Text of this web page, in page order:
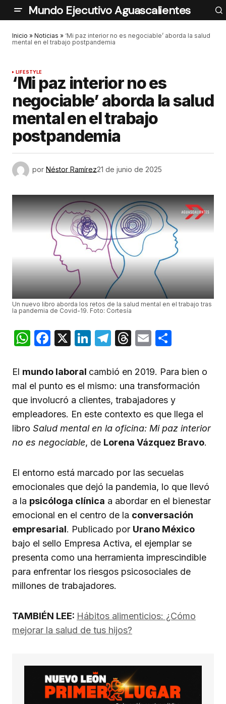
Mundo Ejecutivo Aguascalientes
Inicio » Noticias » ‘Mi paz interior no es negociable’ aborda la salud
mental en el trabajo postpandemia
LIFESTYLE
‘Mi paz interior no es
negociable’ aborda la salud
mental en el trabajo
postpandemia
por Néstor Ramírez21 de junio de 2025
Un nuevo libro aborda los retos de la salud mental en el trabajo tras
la pandemia de Covid-19. Foto: Cortesía
WhatsApp
Facebook
X LinkedIn
Telegram
Threads
Email
El mundo laboral cambió en 2019. Para bien o
mal el punto es el mismo: una transformación
que involucró a clientes, trabajadores y
empleadores. En este contexto es que llega el
libro Salud mental en la oficina: Mi paz interior
no es negociable, de Lorena Vázquez Bravo.
El entorno está marcado por las secuelas
emocionales que dejó la pandemia, lo que llevó
a la psicóloga clínica a abordar en el bienestar
emocional en el centro de la conversación
empresarial. Publicado por Urano México
bajo el sello Empresa Activa, el ejemplar se
presenta como una herramienta imprescindible
para enfrentar los riesgos psicosociales de
millones de trabajadores.
TAMBIÉN LEE: Hábitos alimenticios: ¿Cómo
mejorar la salud de tus hijos?